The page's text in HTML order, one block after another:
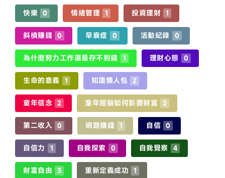
快樂 0 情緒管理 1 投資理財 1
斜槓賺錢 0 早衰症 0 活動紀錄 0
為什麼努力工作還是存不到錢 1 理財心態 0
生命的意義 1 知識懶人包 2
童年信念 2 童年經驗如何影響財富 2
第二收入 0 網路賺錢 1 自信 0
自信力 1 自我探索 0 自我覺察 4
財富自由 3 重新定義成功 1